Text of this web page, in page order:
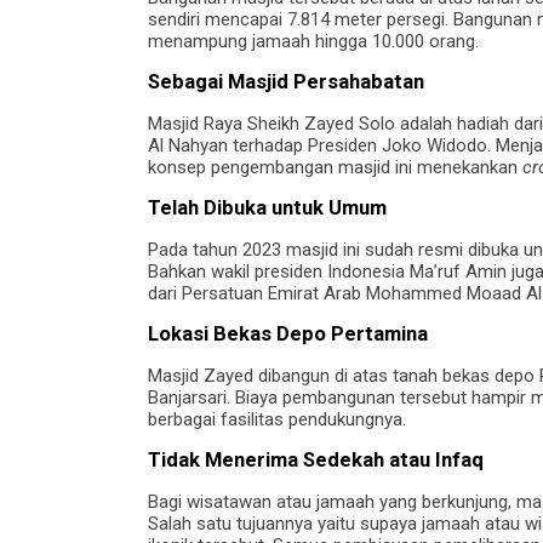
sendiri mencapai 7.814 meter persegi.
menampung jamaah hingga 10.000 orang.
Sebagai Masjid Persahabatan
Masjid Raya Sheikh Zayed Solo adalah hadiah
Al Nahyan terhadap Presiden Joko Widodo.
konsep pengembangan masjid ini menekankan
Telah Dibuka untuk Umum
Pada tahun 2023 masjid ini sudah resmi dibuka
Bahkan wakil presiden Indonesia Ma’ruf Amin
dari Persatuan Emirat Arab Mohammed Moaad
Lokasi Bekas Depo Pertamina
Masjid Zayed dibangun di atas tanah bekas
Banjarsari. Biaya pembangunan tersebut hampir
berbagai fasilitas pendukungnya.
Tidak Menerima Sedekah atau Infaq
Bagi wisatawan atau jamaah yang berkunjung,
Salah satu tujuannya yaitu supaya jamaah atau